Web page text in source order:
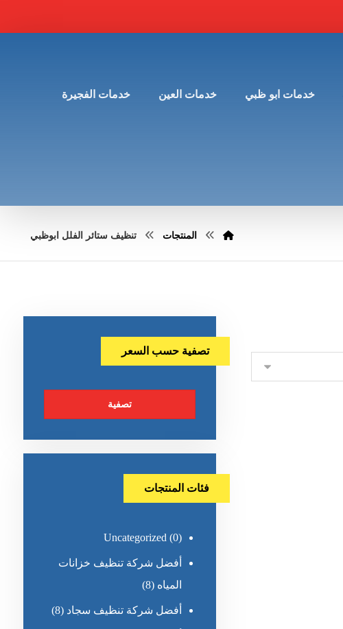
خدمات ابو ظبي خدمات العين خدمات الفجيرة
المنتجات تنظيف ستائر الفلل ابوظبي
تصفية حسب السعر
تصفية
فئات المنتجات
Uncategorized (0)
أفضل شركة تنظيف خزانات
المياه (8)
أفضل شركة تنظيف سجاد (8)